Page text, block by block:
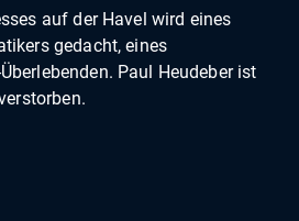
auf der Havel wird eines
gedacht, eines
Paul Heudeber ist